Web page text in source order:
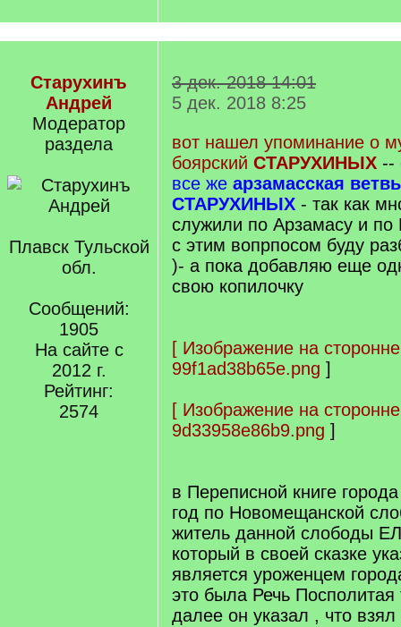
Старухинъ
Андрей
Модератор
раздела
Плавск Тульской
обл.
Сообщений:
1905
На сайте с
2012 г.
Рейтинг:
2574
3 дек. 2018 14:01
5 дек. 2018 8:25
вот нашел упоминание о
боярский СТАРУХИНЫХ --
все же арзамасская
СТАРУХИНЫХ - так как
служили по Арзамасу и
с этим вопрпосом буду
)- а пока добавляю еще
свою копилочку
[ Изображение на
99f1ad38b65e.png ]
[ Изображение на
9d33958e86b9.png ]
в Переписной книге
год по Новомещанской
житель данной слободы
который в своей сказке
является уроженцем
это была Речь
далее он указал , что